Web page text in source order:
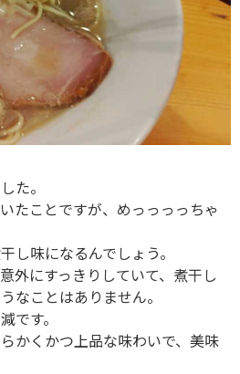
た。
たことですが、めっっっっちゃ
し味になるんでしょう。
外にすっきりしていて、煮干し
なことはありません。
です。
かくかつ上品な味わいで、美味